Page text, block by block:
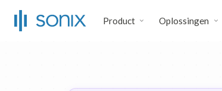
Product Oplossingen